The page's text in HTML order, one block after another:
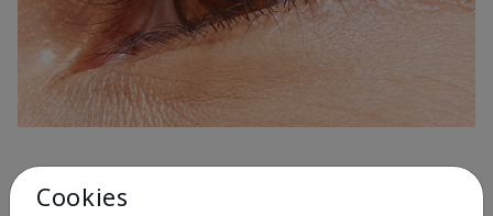
1 Capa
Cookies